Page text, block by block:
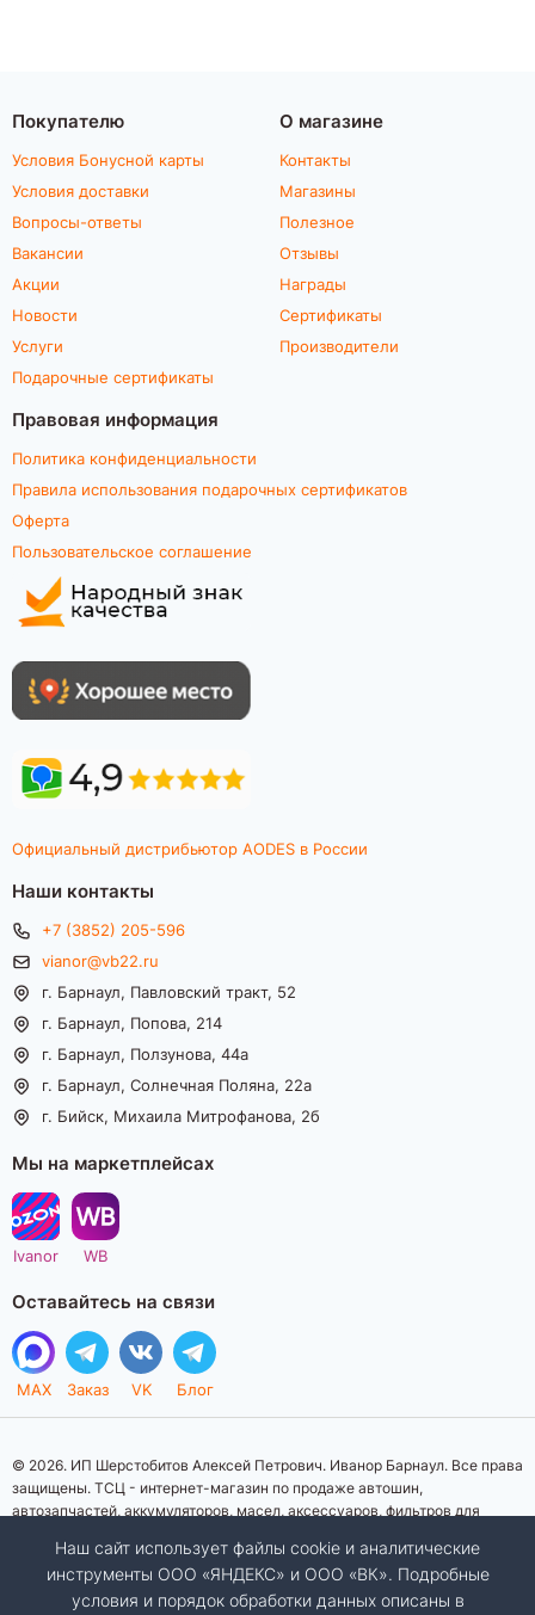
Покупателю
Условия Бонусной карты
Условия доставки
Вопросы-ответы
Вакансии
Акции
Новости
Услуги
Подарочные сертификаты
О магазине
Контакты
Магазины
Полезное
Отзывы
Награды
Сертификаты
Производители
Правовая информация
Политика конфиденциальности
Правила использования подарочных сертификатов
Оферта
Пользовательское соглашение
Официальный дистрибьютор AODES в России
Наши контакты
+7 (3852) 205-596
vianor@vb22.ru
г. Барнаул, Павловский тракт, 52
г. Барнаул, Попова, 214
г. Барнаул, Ползунова, 44а
г. Барнаул, Солнечная Поляна, 22а
г. Бийск, Михаила Митрофанова, 2б
Мы на маркетплейсах
Ivanor WB
Оставайтесь на связи
MAX Заказ VK Блог
© 2026. ИП Шерстобитов Алексей Петрович. Иванор Барнаул. Все права
защищены. ТСЦ - интернет-магазин по продаже автошин,
автозапчастей, аккумуляторов, масел, аксессуаров, фильтров для
информационный характер. Представленная информация о товарах, их
стоимости, характеристик, фото, наличия на складе ни при каких
условиях не является публичной офертой, определяемой положениями
Наш сайт использует файлы cookie и аналитические
инструменты ООО «ЯНДЕКС» и ООО «ВК». Подробные
условия и порядок обработки данных описаны в